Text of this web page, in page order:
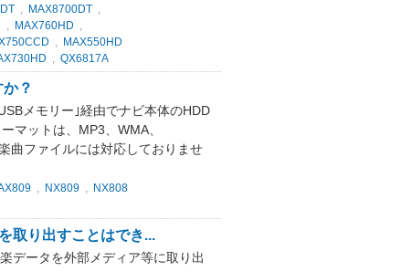
, MAX8700DT ,
, MAX760HD ,
, MAX550HD
, QX6817A
？
メモリー｣経由でナビ本体のHDD
マットは、MP3、WMA、
曲ファイルには対応しておりませ
, NX809 , NX808
取り出すことはでき...
データを外部メディア等に取り出